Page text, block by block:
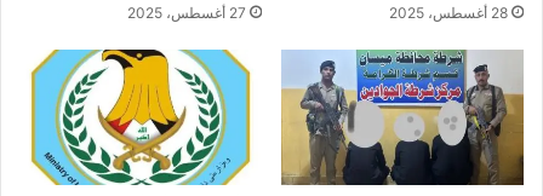
28 أغسطس، 2025 27 أغسطس، 2025